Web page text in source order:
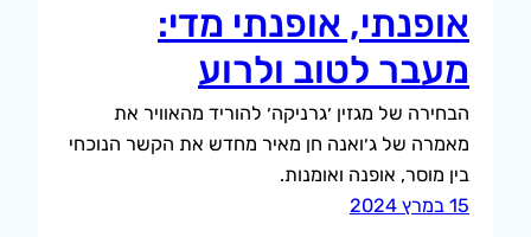
אופנתי, אופנתי מדי:
מעבר לטוב ולרוע
הבחירה של מגזין ׳גרניקה׳ להוריד מהאוויר את
מאמרה של ג׳ואנה חן מאיר מחדש את הקשר הנוכחי
בין מוסר, אופנה ואומנות.
15 במרץ 2024